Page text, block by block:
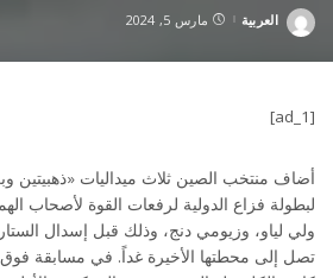
Posted
العربية مارس 5, 2024
[ad_1]
أضاف منتخب الصين ثلاث ميداليات «ذهبيتين
لبطولة فزاع الدولية لرفعات القوة لأصحاب